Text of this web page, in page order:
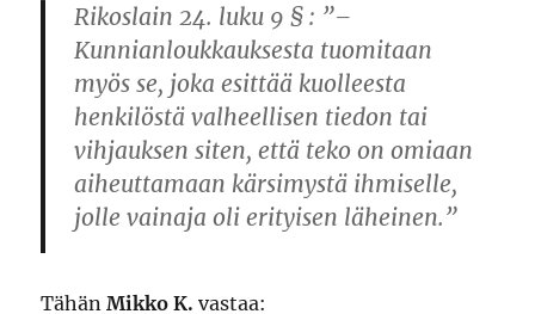
Rikoslain 24. luku 9 § : ”–
Kunnianloukkauksesta tuomitaan
myös se, joka esittää kuolleesta
henkilöstä valheellisen tiedon tai
vihjauksen siten, että teko on omiaan
aiheuttamaan kärsimystä ihmiselle,
jolle vainaja oli erityisen läheinen.”
TähänMikko K. vastaa: